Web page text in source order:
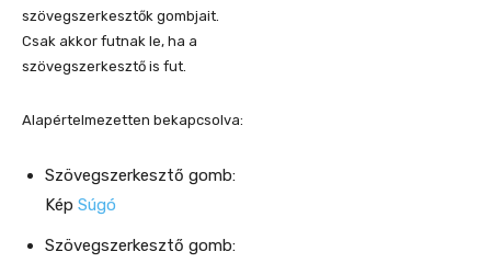
szövegszerkesztők gombjait.
Csak akkor futnak le, ha a
szövegszerkesztő is fut.
Alapértelmezetten bekapcsolva:
Szövegszerkesztő gomb:
Kép Súgó
Szövegszerkesztő gomb: